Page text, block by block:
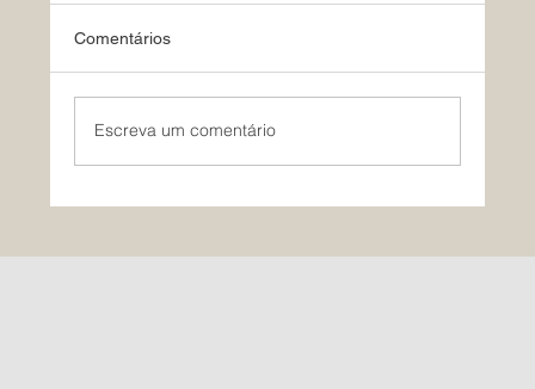
Comentários
Escreva um comentário